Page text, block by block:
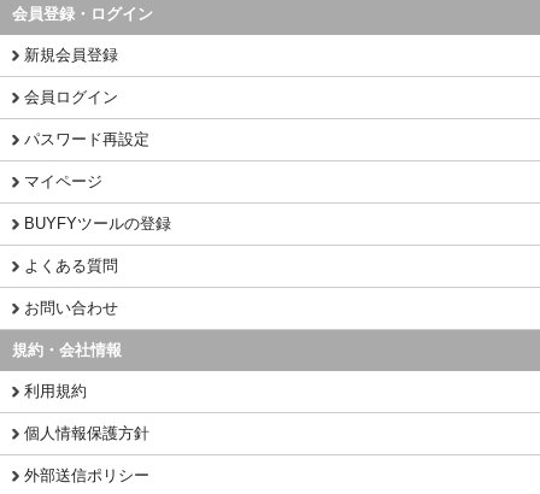
会員登録・ログイン
新規会員登録
会員ログイン
パスワード再設定
マイページ
BUYFYツールの登録
よくある質問
お問い合わせ
規約・会社情報
利用規約
個人情報保護方針
外部送信ポリシー